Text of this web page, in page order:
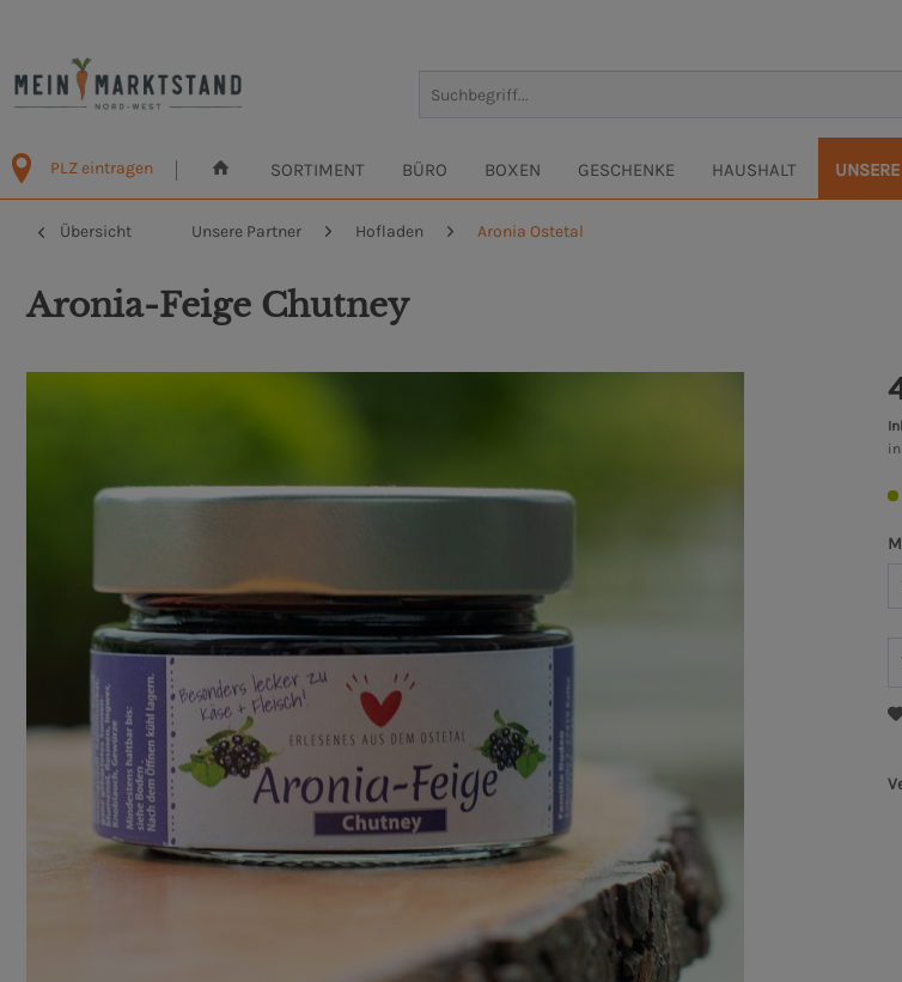
PLZ eintragen SORTIMENT BÜRO BOXEN GESCHENKE HAUSHALT
Übersicht Unsere Partner Hofladen Aronia Ostetal
Aronia-Feige Chutney